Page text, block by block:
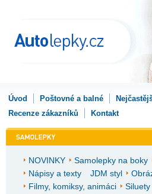
Úvod Poštovné a balné
Recenze zákazníků
Kontakt
NOVINKY Samolepky na boky
Nápisy a texty
JDM styl
Filmy, komiksy, animáci
Siluety